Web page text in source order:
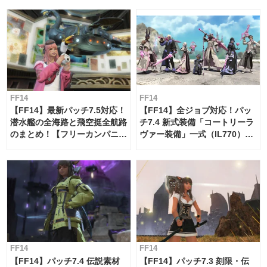
FF14
【FF14】最新パッチ7.5対応！
潜水艦の全海路と飛空挺全航路
のまとめ！【フリーカンパニ
FF14
【FF14】全ジョブ対応！パッ
チ7.4 新式装備「コートリーラ
ヴァー装備」一式（IL770）の
FF14
【FF14】パッチ7.4 伝説素材
FF14
【FF14】パッチ7.3 刻限・伝